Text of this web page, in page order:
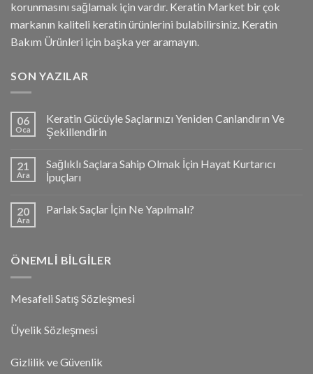
korunmasını sağlamak için vardır. Keratin Market bir çok
markanın kaliteli keratin ürünlerini bulabilirsiniz. Keratin
Bakım Ürünleri için başka yer aramayın.
SON YAZILAR
06
Oca
Keratin Gücüyle Saçlarınızı Yeniden Canlandırın Ve
Şekillendirin
21
Ara
Sağlıklı Saçlara Sahip Olmak İçin Hayat Kurtarıcı
İpuçları
20
Ara
Parlak Saçlar İçin Ne Yapılmalı?
ÖNEMLI BILGILER
Mesafeli Satış Sözleşmesi
Üyelik Sözleşmesi
Gizlilik ve Güvenlik